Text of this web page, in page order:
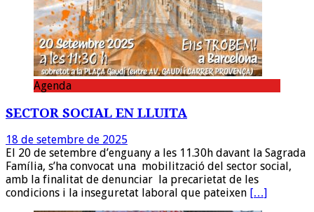
Agenda
SECTOR SOCIAL EN LLUITA
18 de setembre de 2025
El 20 de setembre d’enguany a les 11.30h davant la Sagrada
Família, s’ha convocat una mobilització del sector social,
amb la finalitat de denunciar la precarietat de les
condicions i la inseguretat laboral que pateixen […]